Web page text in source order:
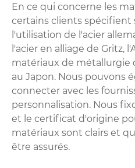
En ce qui concerne les
certains clients
l'utilisation de l'acier
l'acier en alliage de Gritz,
matériaux de métallurgie
au Japon. Nous pouvons
connecter avec les
personnalisation. Nous
et le certificat d'origine
matériaux sont clairs et
être assurés.